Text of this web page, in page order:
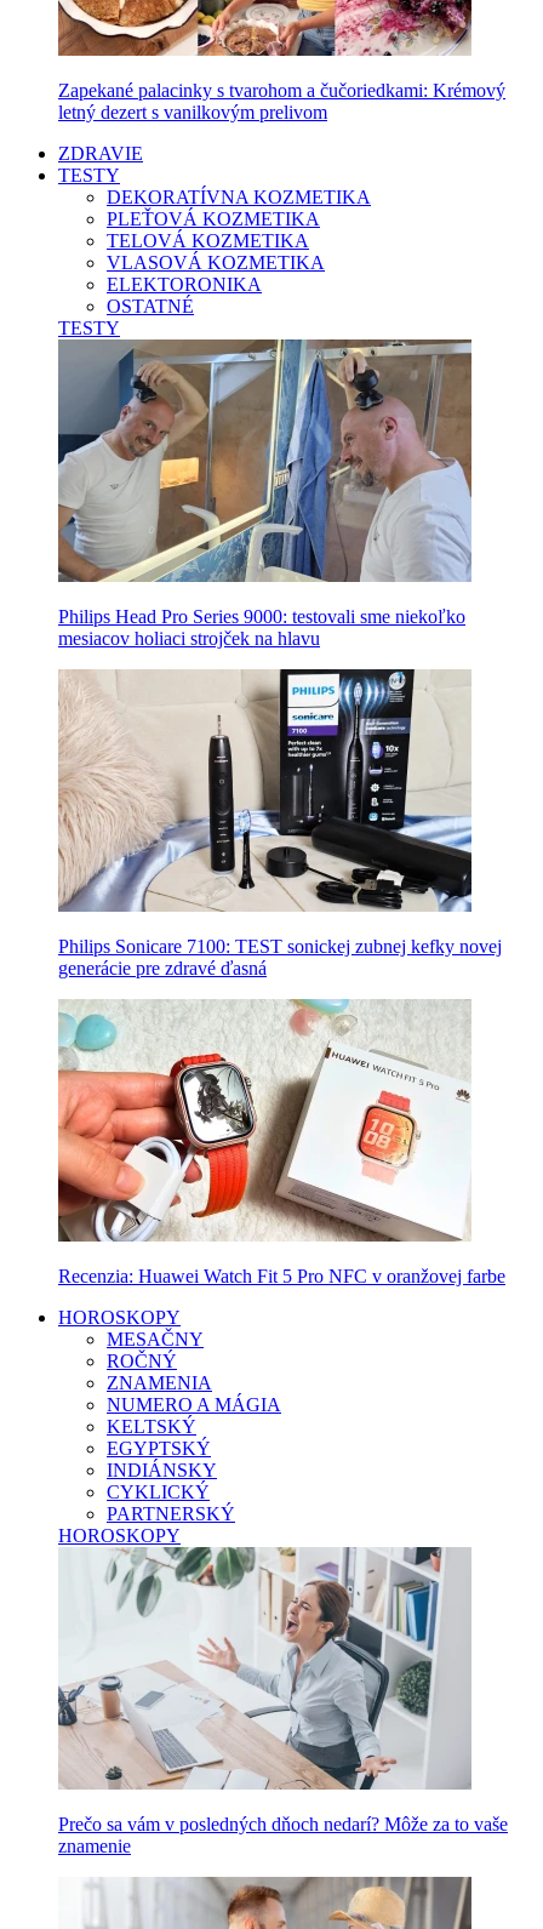
Zapekané palacinky s tvarohom a čučoriedkami: Krémový
letný dezert s vanilkovým prelivom
ZDRAVIE
TESTY
DEKORATÍVNA KOZMETIKA
PLEŤOVÁ KOZMETIKA
TELOVÁ KOZMETIKA
VLASOVÁ KOZMETIKA
ELEKTORONIKA
OSTATNÉ
TESTY
Philips Head Pro Series 9000: testovali sme niekoľko
mesiacov holiaci strojček na hlavu
Philips Sonicare 7100: TEST sonickej zubnej kefky novej
generácie pre zdravé ďasná
Recenzia: Huawei Watch Fit 5 Pro NFC v oranžovej farbe
HOROSKOPY
MESAČNY
ROČNÝ
ZNAMENIA
NUMERO A MÁGIA
KELTSKÝ
EGYPTSKÝ
INDIÁNSKY
CYKLICKÝ
PARTNERSKÝ
HOROSKOPY
Prečo sa vám v posledných dňoch nedarí? Môže za to vaše
znamenie